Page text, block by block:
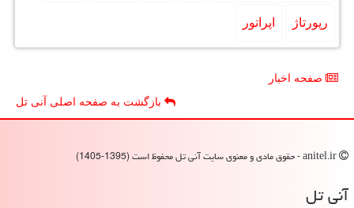
رپورتاژ اپراتور
صفحه اخبار
بازگشت به صفحه اصلی آنی تل
آنی تل